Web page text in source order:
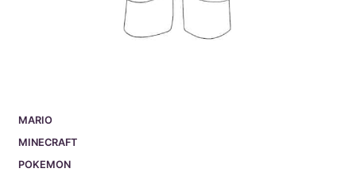
MARIO
MINECRAFT
POKEMON